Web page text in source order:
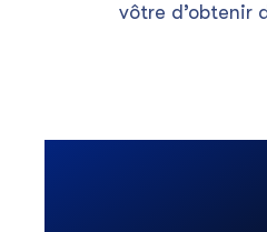
vôtre d’obtenir